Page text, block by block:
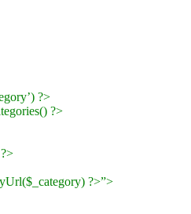
?>
?>
?>”>